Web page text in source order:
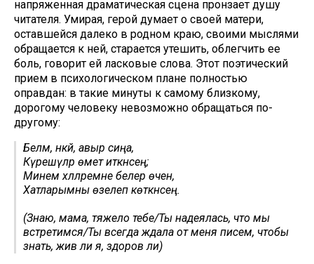
напряженная драматическая сцена пронзает душу
читателя. Умирая, герой думает о своей матери,
оставшейся далеко в родном краю, своими мыслями
обращается к ней, старается утешить, облегчить ее
боль, говорит ей ласковые слова. Этот поэтический
прием в психологическом плане полностью
оправдан: в такие минуты к самому близкому,
дорогому человеку невозможно обращаться по-
другому:
Беләм, әнкәй, авыр сиңа,
Күрешүләр өмет иткәнсең;
Минем хәлләремне белер өчен,
Хатларымны өзелеп көткәнсең.
(Знаю, мама, тяжело тебе/Ты надеялась, что мы
встретимся/Ты всегда ждала от меня писем, чтобы
знать, жив ли я, здоров ли)